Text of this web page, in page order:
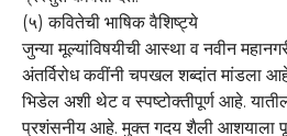
(५) कवितेची भाषिक वैशिष्ट्ये
जुन्या मूल्यांविषयीची आस्था व नवीन
अंतर्विरोध कवींनी चपखल शब्दांत मांडला
भिडेल अशी थेट व स्पष्टोक्तीपूर्ण आहे.
प्रशंसनीय आहे. मुक्त गदय शैली आशयाला